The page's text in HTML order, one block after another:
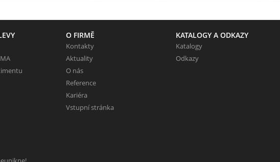
O FIRMĚ
Kontakty
Aktuality
O nás
Reference
Kariéra
Vstupní stránka
KATALOGY A ODKAZY
Katalogy
Odkazy